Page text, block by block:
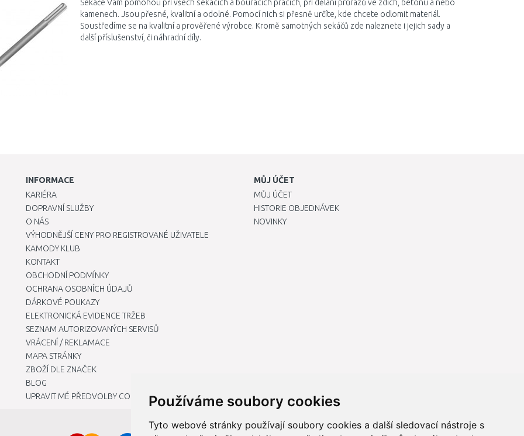
Používáme soubory cookies
Tyto webové stránky používají soubory cookies a další sledovací nástroje s
Sekáče Vám pomohou při všech sekacích a bouracích pracích, při dělání průrazů ve zdích, betonu a nebo
kamenech. Jsou přesné, kvalitní a odolné. Pomocí nich si přesně určíte, kde chcete odlomit materiál.
Soustředíme se na kvalitní a prověřené výrobce. Kromě samotných sekáčů zde naleznete i jejich sady a
další příslušenství, či náhradní díly.
INFORMACE
KARIÉRA
DOPRAVNÍ SLUŽBY
O NÁS
VÝHODNĚJŠÍ CENY PRO REGISTROVANÉ UŽIVATELE
KAMODY KLUB
KONTAKT
OBCHODNÍ PODMÍNKY
OCHRANA OSOBNÍCH ÚDAJŮ
DÁRKOVÉ POUKAZY
ELEKTRONICKÁ EVIDENCE TRŽEB
SEZNAM AUTORIZOVANÝCH SERVISŮ
VRÁCENÍ / REKLAMACE
MAPA STRÁNKY
ZBOŽÍ DLE ZNAČEK
BLOG
UPRAVIT MÉ PŘEDVOLBY COOKIES
MŮJ ÚČET
MŮJ ÚČET
HISTORIE OBJEDNÁVEK
NOVINKY